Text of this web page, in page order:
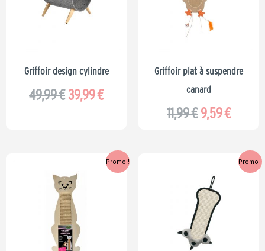
Griffoir design cylindre
49,99€
était :
49,99 €.
39,99€
Griffoir plat à suspendre
canard
11,99€
était :
11,99 €.
9,59€
Promo !
prix
initial
était :
9,99 €.
Le
Promo !
prix
initial
était :
10,99 €.
Le